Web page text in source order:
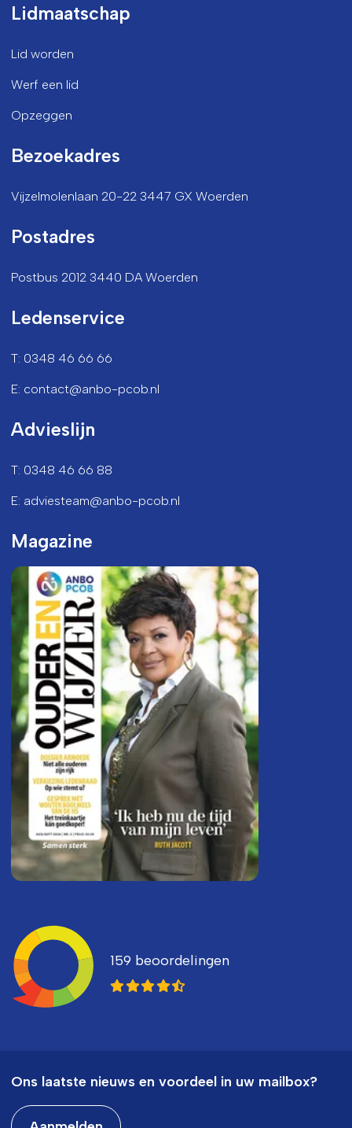
Lidmaatschap
Lid worden
Werf een lid
Opzeggen
Bezoekadres
Vijzelmolenlaan 20-22 3447 GX Woerden
Postadres
Postbus 2012 3440 DA Woerden
Ledenservice
T: 0348 46 66 66
E: contact@anbo-pcob.nl
Advieslijn
T: 0348 46 66 88
E: adviesteam@anbo-pcob.nl
Magazine
159 beoordelingen
Ons laatste nieuws en voordeel in uw mailbox?